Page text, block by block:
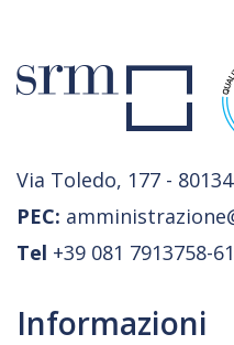
Via Toledo, 177 -
PEC:
Tel +39 081 7913758-61
Informazioni